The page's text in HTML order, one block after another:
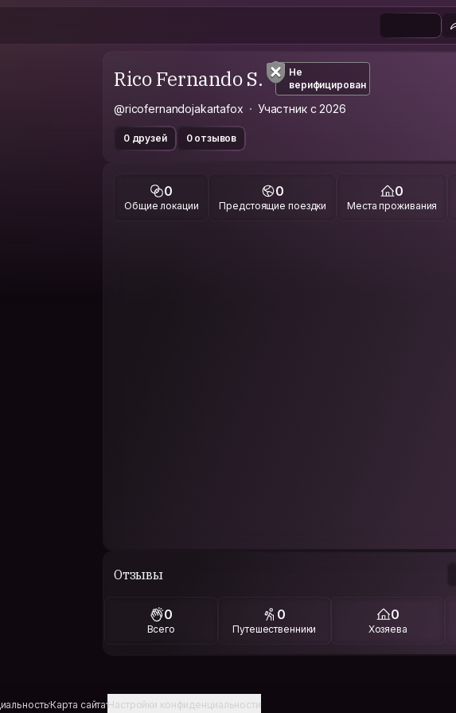
Rico Fernando S.
Не
верифицирован
@ricofernandojakartafox Участник с 2026
0 друзей 0 отзывов
0
Общие локации
0
Предстоящие поездки
0
Места проживания
Отзывы
0
Всего
0
Путешественники
0
Хозяева
Карта сайтаНастройки конфиденциальности